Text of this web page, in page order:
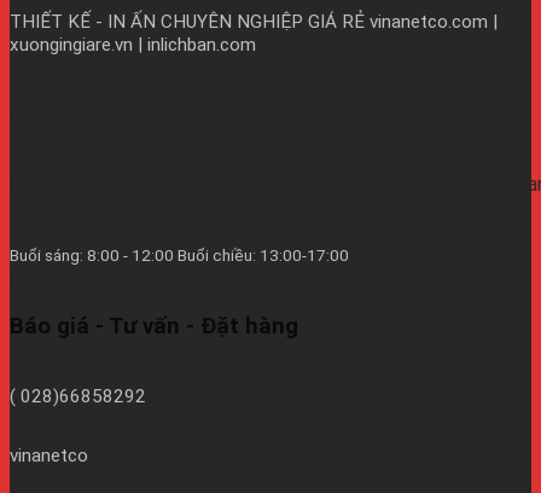
THIẾT KẾ - IN ẤN CHUYÊN NGHIỆP GIÁ RẺ vinanetco.com |
xuongingiare.vn | inlichban.com
https://vinanetco.com/https://xuongingiare.vn/https://
Buổi sáng: 8:00 - 12:00 Buổi chiều: 13:00-17:00
Báo giá - Tư vấn - Đặt hàng
( 028)66858292
vinanetco